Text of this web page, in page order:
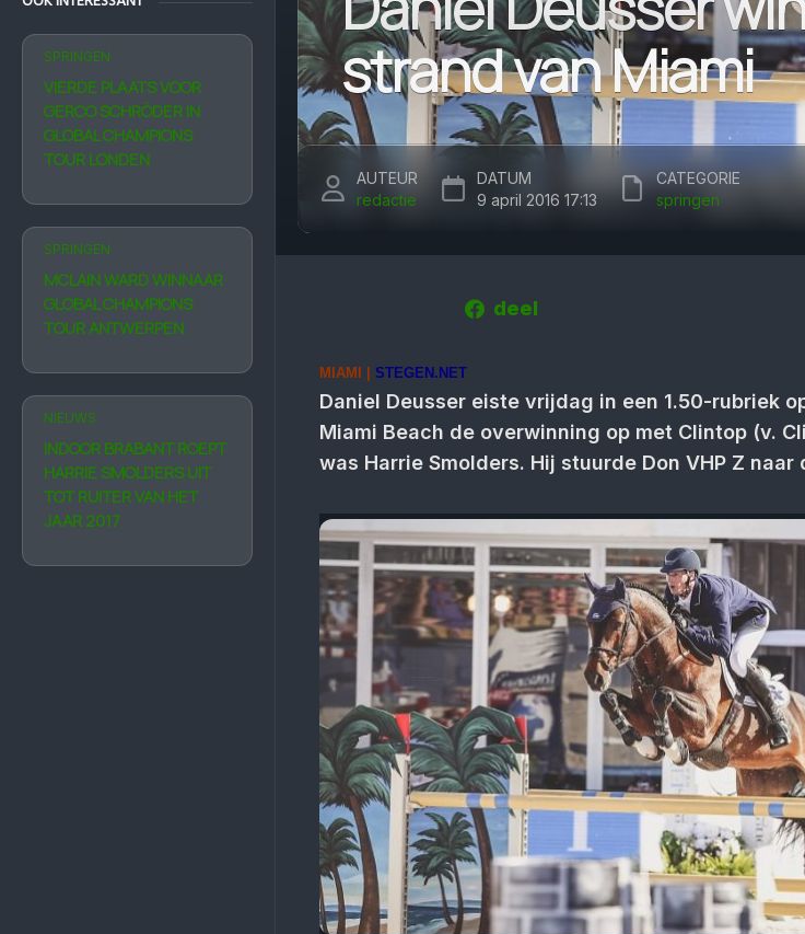
SPRINGEN
VIERDE PLAATS VOOR
GERCO SCHRÖDER IN
GLOBAL CHAMPIONS
TOUR LONDEN
SPRINGEN
MCLAIN WARD WINNAAR
GLOBAL CHAMPIONS
TOUR ANTWERPEN
NIEUWS
INDOOR BRABANT ROEPT
HARRIE SMOLDERS UIT
TOT RUITER VAN HET
JAAR 2017
strand van Miami
AUTEUR
redactie
DATUM
9 april 2016 17:13
CATEGORIE
springen
deel
MIAMI | STEGEN.NET
Daniel Deusser eiste vrijdag in een 1.50-rubriek
Miami Beach de overwinning op met Clintop (v.
was Harrie Smolders. Hij stuurde Don VHP Z